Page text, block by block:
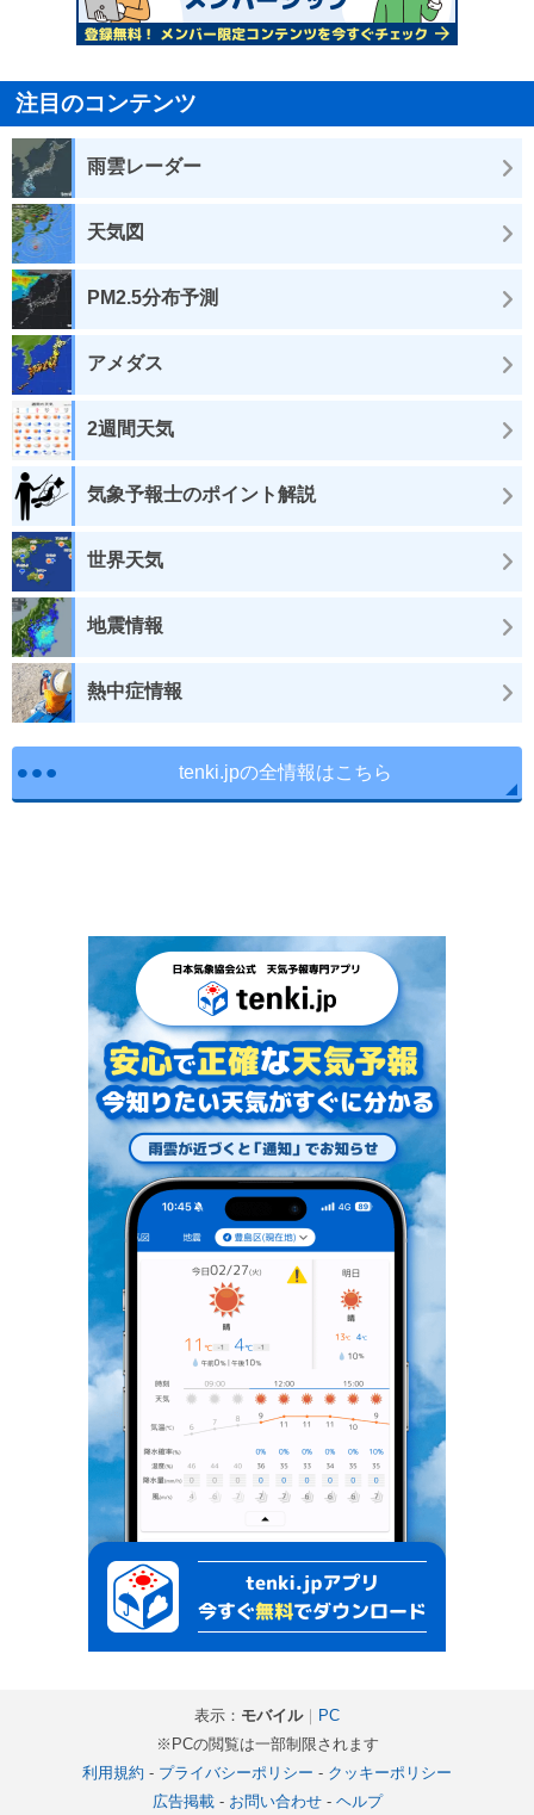
注目のコンテンツ
雨雲レーダー
天気図
PM2.5分布予測
アメダス
2週間天気
気象予報士のポイント解説
世界天気
地震情報
熱中症情報
tenki.jpの全情報はこちら
表示： モバイル｜ PC
※PCの閲覧は一部制限されます
利用規約 - プライバシーポリシー - クッキーポリシー
広告掲載- お問い合わせ- ヘルプ